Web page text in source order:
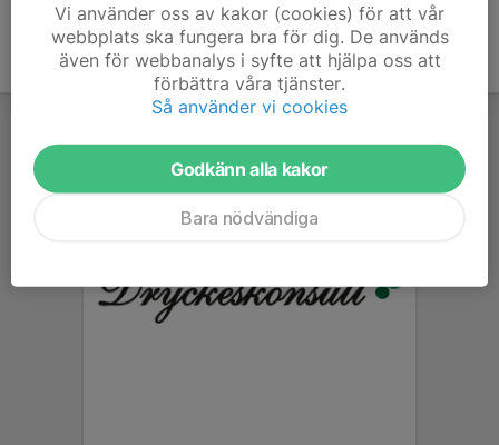
Vi använder oss av kakor (cookies) för att vår
webbplats ska fungera bra för dig. De används
även för webbanalys i syfte att hjälpa oss att
förbättra våra tjänster.
Så använder vi cookies
Godkänn alla kakor
Bara nödvändiga